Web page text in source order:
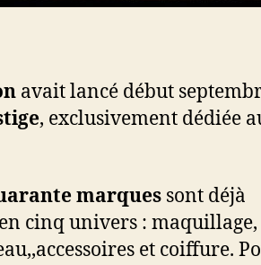
avait lancé début
, exclusivement dédiée
marques sont déjà
cinq univers : maquillage,
et coiffure.